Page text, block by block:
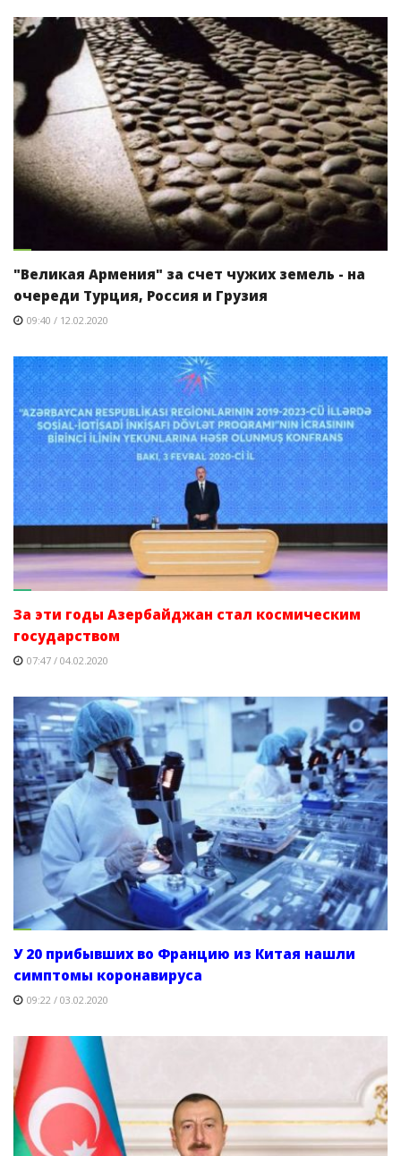
"Великая Армения" за счет чужих земель - на
очереди Турция, Россия и Грузия
09:40 / 12.02.2020
За эти годы Азербайджан стал космическим
государством
07:47 / 04.02.2020
У 20 прибывших во Францию из Китая нашли
симптомы коронавируса
09:22 / 03.02.2020